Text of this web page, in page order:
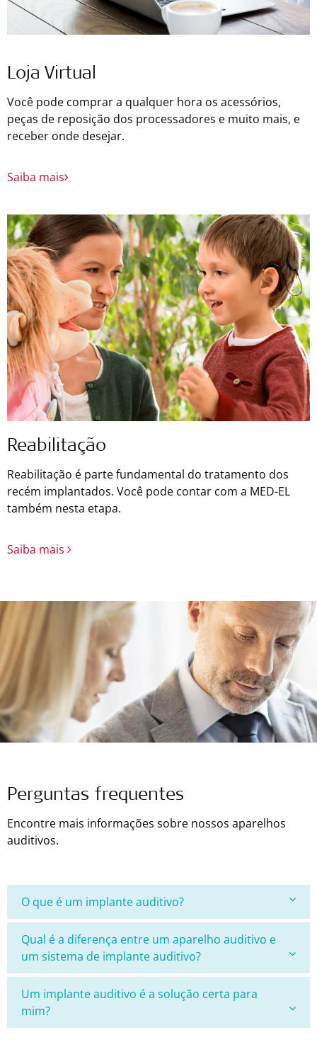
Loja Virtual
Você pode comprar a qualquer hora os acessórios,
peças de reposição dos processadores e muito mais, e
receber onde desejar.
Saiba mais
Reabilitação
Reabilitação é parte fundamental do tratamento dos
recém implantados. Você pode contar com a MED-EL
também nesta etapa.
Saiba mais
Perguntas frequentes
Encontre mais informações sobre nossos aparelhos
auditivos.
O que é um implante auditivo?
Qual é a diferença entre um aparelho auditivo e
um sistema de implante auditivo?
Um implante auditivo é a solução certa para
mim?